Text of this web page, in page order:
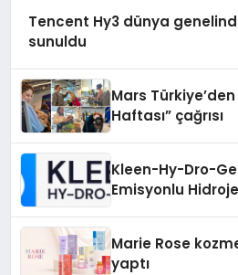
Tencent Hy3 dünya
sunuldu
Mars
Haftası” çağrısı
Kleen-Hy-Dro-
Emisyonlu
Marie Rose
yaptı